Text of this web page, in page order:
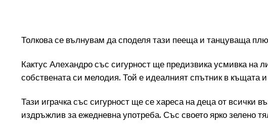
Толкова се вълнувам да споделя тази пееща и танцуваща
Кактус Алехандро със сигурност ще предизвика усмивка на
собствената си мелодия. Той е идеалният спътник в къщата
Тази играчка със сигурност ще се хареса на деца от всички
издръжлив за ежедневна употреба. Със своето ярко